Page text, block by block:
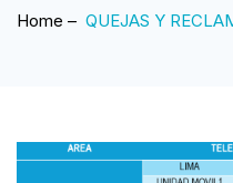
Home – QUEJAS Y